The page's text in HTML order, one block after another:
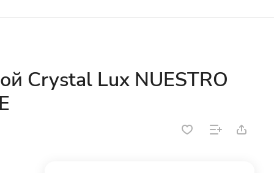
Crystal Lux NUESTRO